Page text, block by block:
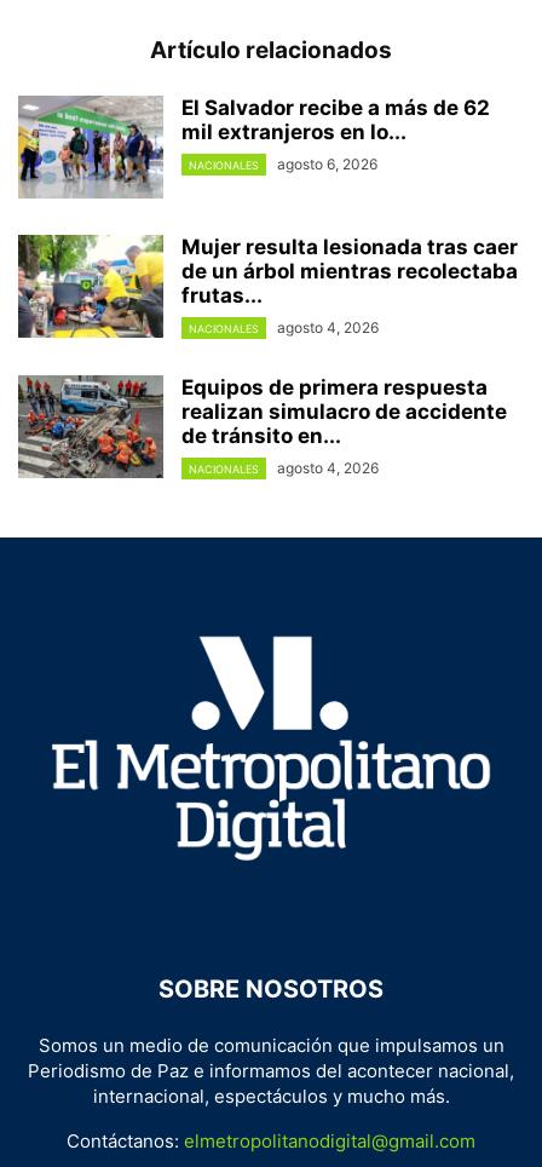
Artículo relacionados
El Salvador recibe a más de 62
mil extranjeros en lo...
NACIONALES agosto 6, 2026
Mujer resulta lesionada tras caer
de un árbol mientras recolectaba
frutas...
NACIONALES agosto 4, 2026
Equipos de primera respuesta
realizan simulacro de accidente
de tránsito en...
NACIONALES agosto 4, 2026
SOBRE NOSOTROS
Somos un medio de comunicación que impulsamos un
Periodismo de Paz e informamos del acontecer nacional,
internacional, espectáculos y mucho más.
Contáctanos: elmetropolitanodigital@gmail.com